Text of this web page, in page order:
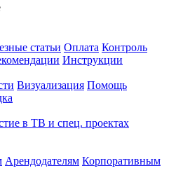
статьи Оплата Контроль
Инструкции
Визуализация Помощь
в ТВ и спец. проектах
Арендодателям Корпоративным